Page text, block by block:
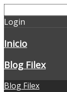
Login
Inicio
Blog Filex
Blog Filex